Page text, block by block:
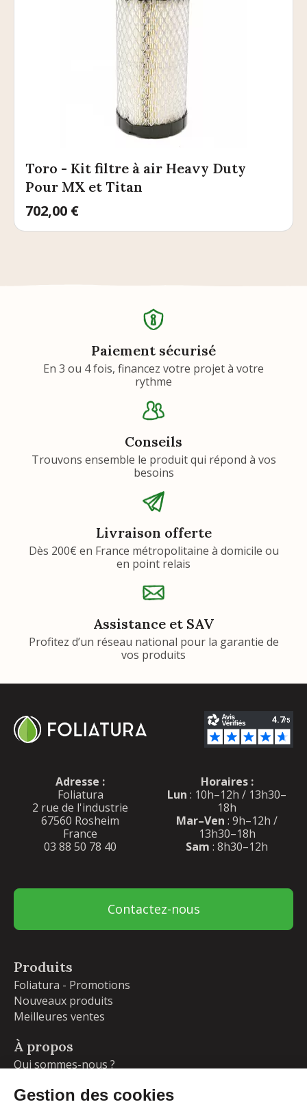
Toro - Kit filtre à air Heavy Duty
Pour MX et Titan
Prix
702,00 €
Paiement sécurisé
En 3 ou 4 fois, financez votre projet à votre
rythme
Conseils
Trouvons ensemble le produit qui répond à vos
besoins
Livraison offerte
Dès 200€ en France métropolitaine à domicile ou
en point relais
Assistance et SAV
Profitez d’un réseau national pour la garantie de
vos produits
Adresse :
Foliatura
2 rue de l'industrie
67560 Rosheim
France
03 88 50 78 40
Horaires :
Lun : 10h–12h / 13h30–
18h
Mar–Ven : 9h–12h /
13h30–18h
Sam : 8h30–12h
Contactez-nous
Produits
Foliatura - Promotions
Nouveaux produits
Meilleures ventes
À propos
Qui sommes-nous ?
Livraisons et retours